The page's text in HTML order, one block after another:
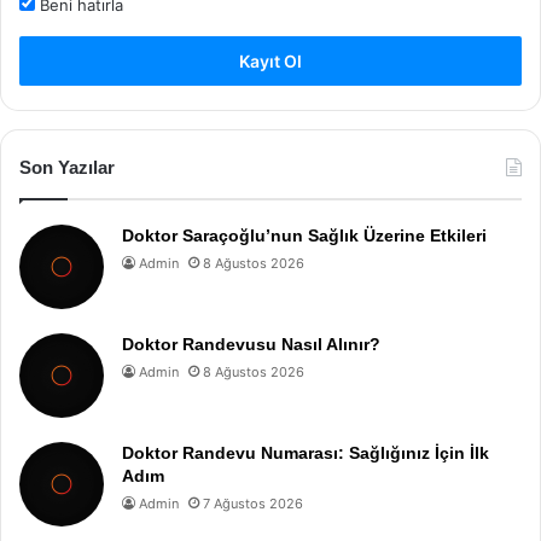
Beni hatırla
Kayıt Ol
Son Yazılar
Doktor Saraçoğlu’nun Sağlık Üzerine Etkileri
Admin 8 Ağustos 2026
Doktor Randevusu Nasıl Alınır?
Admin 8 Ağustos 2026
Doktor Randevu Numarası: Sağlığınız İçin İlk
Adım
Admin 7 Ağustos 2026